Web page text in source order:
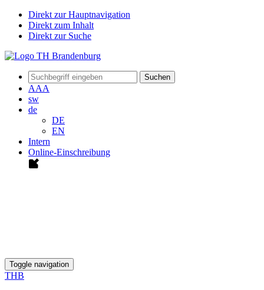
Direkt zur Hauptnavigation
Direkt zum Inhalt
Direkt zur Suche
Suchen
AAA
sw
de
DE
EN
Intern
Online-Einschreibung
Toggle navigation
THB